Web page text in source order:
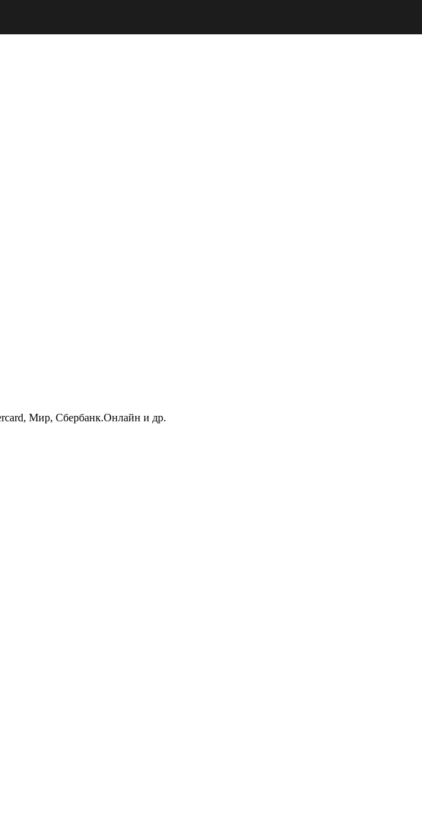
Мир, Сбербанк.Онлайн и др.